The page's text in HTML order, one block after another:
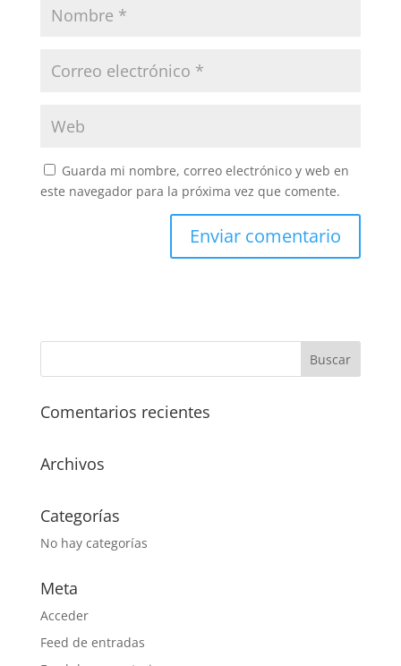
Guarda mi nombre, correo electrónico y web en
este navegador para la próxima vez que comente.
Comentarios recientes
Archivos
Categorías
No hay categorías
Meta
Acceder
Feed de entradas